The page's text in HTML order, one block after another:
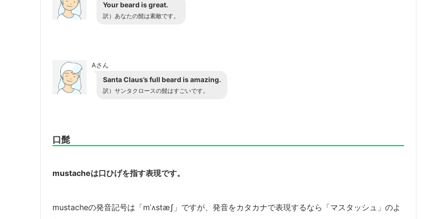
Your beard is great.
訳）あなたの髭は素敵です。
Aさん
Santa Claus’s full beard is amazing.
訳）サンタクロースの髭はすごいです。
口髭
mustacheは口ひげを指す表現です。
mustacheの発音記号は「mˈʌstæʃ」ですが、発音をカタカナで表現するなら「マスタッシュ」のよ